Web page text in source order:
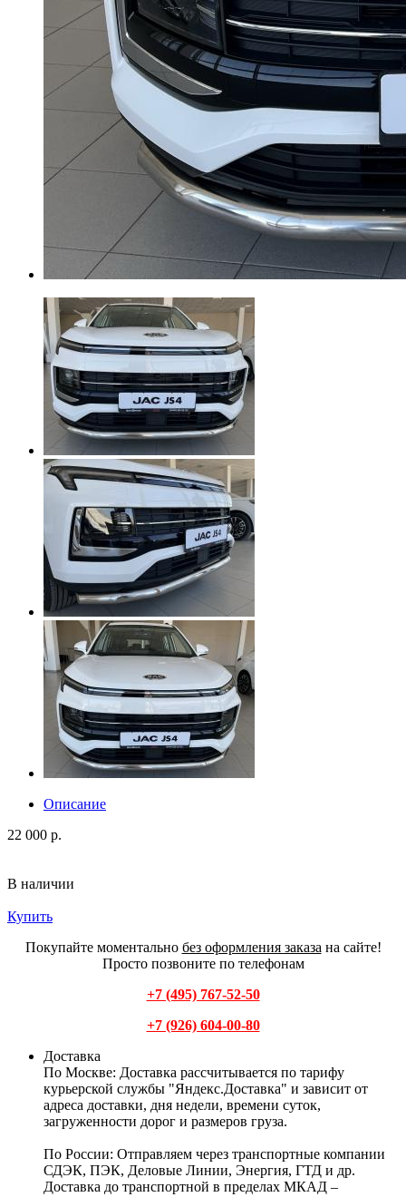
Описание
22 000 р.
В наличии
Купить
Покупайте моментально без оформления заказа на сайте!
Просто позвоните по телефонам
+7 (495) 767-52-50
+7 (926) 604-00-80
Доставка
По Москве: Доставка рассчитывается по тарифу
курьерской службы "Яндекс.Доставка" и зависит от
адреса доставки, дня недели, времени суток,
загруженности дорог и размеров груза.
По России: Отправляем через транспортные компании
СДЭК, ПЭК, Деловые Линии, Энергия, ГТД и др.
Доставка до транспортной в пределах МКАД –